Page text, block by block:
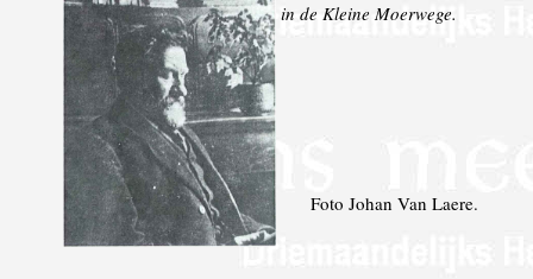
in de Kleine Moerwege.
Foto Johan Van Laere.